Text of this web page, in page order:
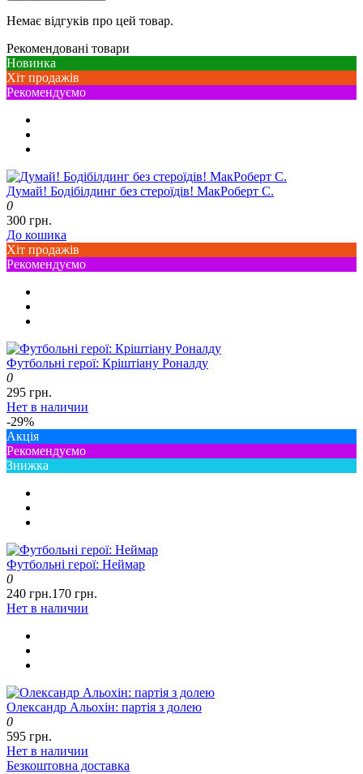
Немає відгуків про цей товар.
Рекомендовані товари
Новинка
Хіт продажів
Рекомендуємо
Думай! Бодібілдинг без стероїдів! МакРоберт С.
0
300 грн.
До кошика
Хіт продажів
Рекомендуємо
Футбольні герої: Кріштіану Роналду
0
295 грн.
Нет в наличии
-29%
Акція
Рекомендуємо
Знижка
Футбольні герої: Неймар
0
240 грн.170 грн.
Нет в наличии
Олександр Альохін: партія з долею
0
595 грн.
Нет в наличии
Безкоштовна доставка